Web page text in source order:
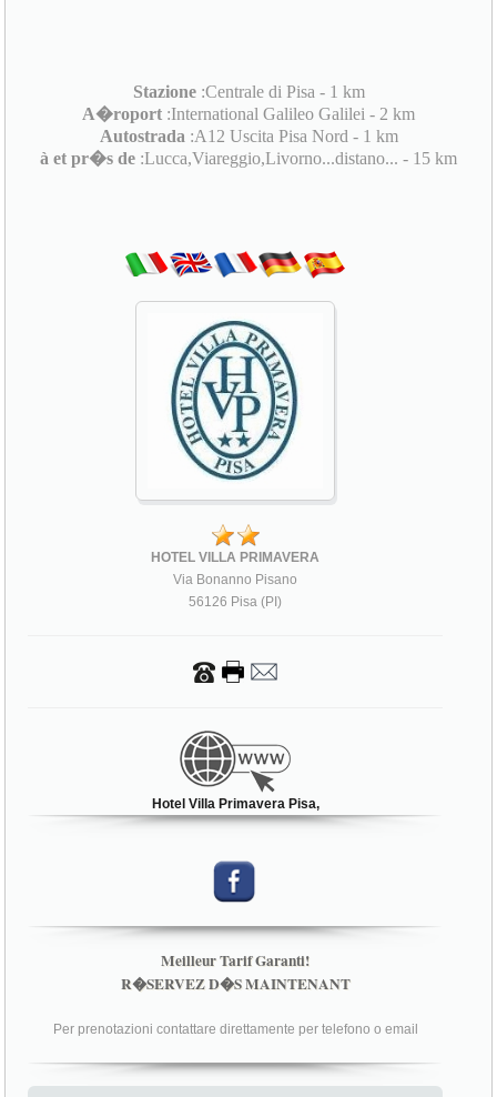
Stazione:Centrale di Pisa - 1 km
A�roport :International Galileo Galilei - 2 km
Autostrada :A12 Uscita Pisa Nord - 1 km
à et pr�s de :Lucca,Viareggio,Livorno...distano... - 15 km
HOTEL VILLA PRIMAVERA
Via Bonanno Pisano
56126 Pisa (PI)
Hotel Villa Primavera Pisa,
Meilleur Tarif Garanti!
R�SERVEZ D�S MAINTENANT
Per prenotazioni contattare direttamente per telefono o email